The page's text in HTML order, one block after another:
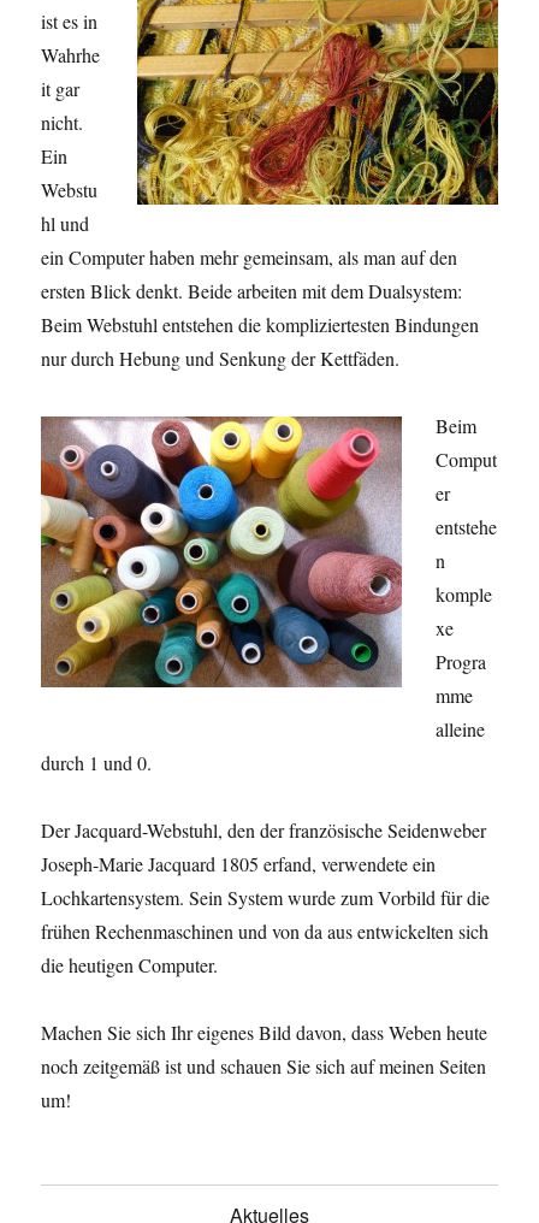
ist es in
Wahrhe
it gar
nicht.
Ein
Webstu
hl und
ein Computer haben mehr gemeinsam, als man auf den
ersten Blick denkt. Beide arbeiten mit dem Dualsystem:
Beim Webstuhl entstehen die kompliziertesten Bindungen
nur durch Hebung und Senkung der Kettfäden.
Beim
Comput
er
entstehe
n
komple
xe
Progra
mme
alleine
durch 1 und 0.
Der Jacquard-Webstuhl, den der französische Seidenweber
Joseph-Marie Jacquard 1805 erfand, verwendete ein
Lochkartensystem. Sein System wurde zum Vorbild für die
frühen Rechenmaschinen und von da aus entwickelten sich
die heutigen Computer.
Machen Sie sich Ihr eigenes Bild davon, dass Weben heute
noch zeitgemäß ist und schauen Sie sich auf meinen Seiten
um!
Aktuelles